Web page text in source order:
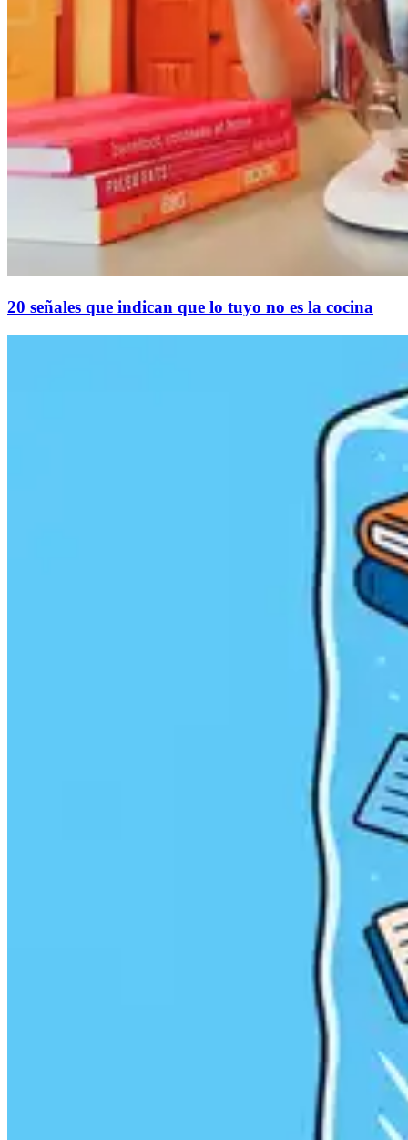
20 señales que indican que lo tuyo no es la cocina